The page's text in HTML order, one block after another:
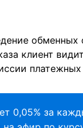
обменных
клиент
0,05% за